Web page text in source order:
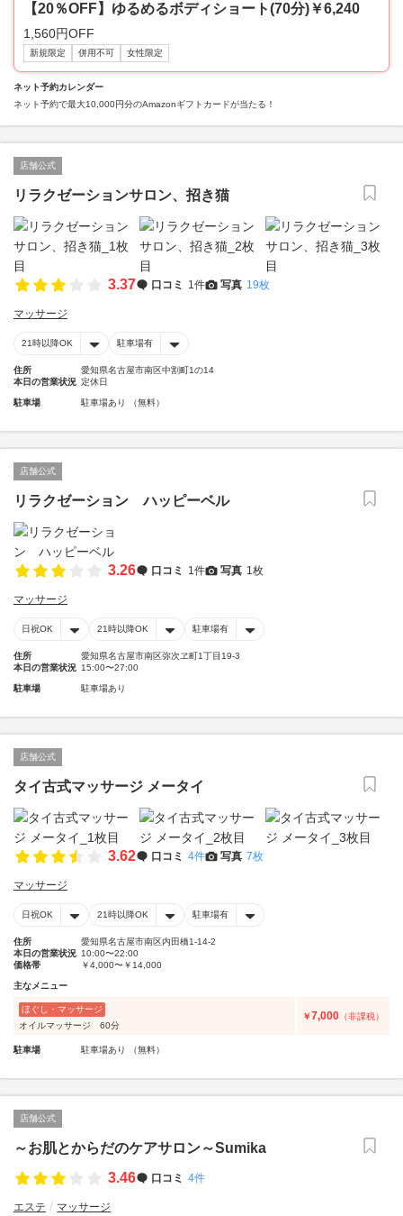
【20％OFF】ゆるめるボディショート(70分)￥6,240
1,560円OFF
新規限定 併用不可 女性限定
ネット予約カレンダー
ネット予約で最大10,000円分のAmazonギフトカードが当たる！
店舗公式
リラクゼーションサロン、招き猫
3.37 口コミ 1件 写真 19枚
マッサージ
21時以降OK 駐車場有
住所
愛知県名古屋市南区中割町1の14
本日の営業状況 定休日
駐車場 駐車場あり （無料）
店舗公式
リラクゼーション ハッピーベル
3.26 口コミ 1件 写真 1枚
マッサージ
日祝OK 21時以降OK 駐車場有
住所
愛知県名古屋市南区弥次ヱ町1丁目19-3
本日の営業状況 15:00〜27:00
駐車場 駐車場あり
店舗公式
タイ古式マッサージ メータイ
3.62 口コミ 4件 写真 7枚
マッサージ
日祝OK 21時以降OK 駐車場有
住所
愛知県名古屋市南区内田橋1-14-2
本日の営業状況 10:00〜22:00
価格帯
￥4,000〜￥14,000
主なメニュー
ほぐし・マッサージ
オイルマッサージ 60分
￥7,000 （非課税）
駐車場 駐車場あり （無料）
店舗公式
～お肌とからだのケアサロン～Sumika
3.46
口コミ 4件
エステ マッサージ